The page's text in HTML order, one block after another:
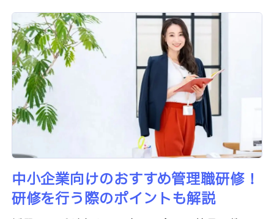
中小企業向けのおすすめ管理職研修！
研修を行う際のポイントも解説